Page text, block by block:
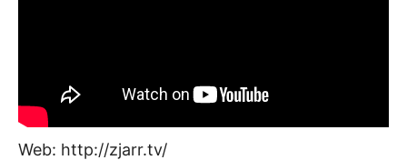
Web: http://zjarr.tv/